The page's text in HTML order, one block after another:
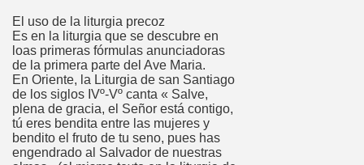
El uso de la liturgia precoz
Es en la liturgia que se descubre en
loas primeras fórmulas anunciadoras
de la primera parte del Ave Maria.
En Oriente, la Liturgia de san Santiago
de los siglos IVº-Vº canta « Salve,
plena de gracia, el Señor está contigo,
tú eres bendita entre las mujeres y
bendito el fruto de tu seno, pues has
engendrado al Salvador de nuestras